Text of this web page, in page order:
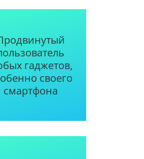
гаджетов,
своего
смартфона